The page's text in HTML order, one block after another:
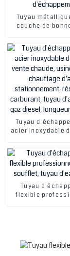
Tuyau
couche de
flexible et soufflet
Tuyau
acier inoxydable
chinoise,
stationnement,
carburant, tuyau
de gaz diesel,
pouces
Tuyau
flexible